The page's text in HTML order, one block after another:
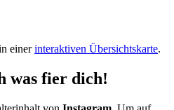
einerinteraktiven Übersichtskarte.
was fier dich!